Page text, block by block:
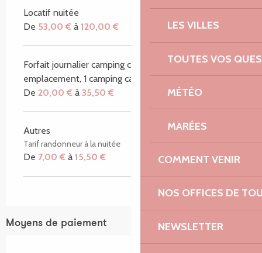
LES VILLES
TOUTES VOS
MÉTÉO
MARÉES
COMMENT VENIR
NOS OFFICES DE
NEWSLETTER
Locatif nuitée
De 53,00 € à 120,00 €
Forfait journalier camping car (2 adultes, 1
emplacement, 1 camping car)
De 20,00 € à 35,50 €
Autres
Tarif randonneur à la nuitée
De 7,00 € à 15,50 €
Moyens de paiement